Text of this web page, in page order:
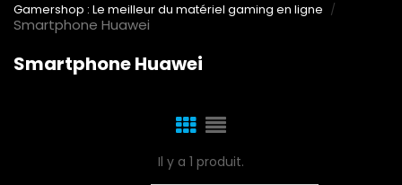
Gamershop : Le meilleur du matériel gaming en ligne
Smartphone Huawei
Smartphone Huawei
Il y a 1 produit.